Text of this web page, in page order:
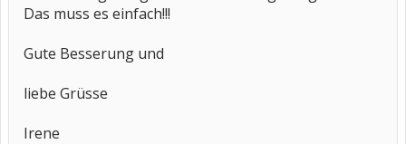
Das muss es einfach!!!
Gute Besserung und
liebe Grüsse
Irene